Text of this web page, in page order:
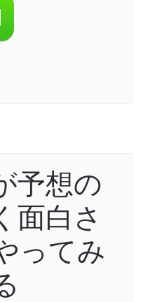
予想の
面白さ
ってみ